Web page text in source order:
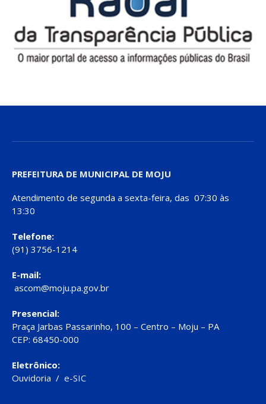
PREFEITURA DE MUNICIPAL DE MOJU
Atendimento de segunda a sexta-feira, das 07:30 às
13:30
Telefone:
(91) 3756-1214
E-mail:
ascom@moju.pa.gov.br
Presencial:
Praça Jarbas Passarinho, 100 – Centro – Moju – PA
CEP: 68450-000
Eletrônico:
Ouvidoria / e-SIC